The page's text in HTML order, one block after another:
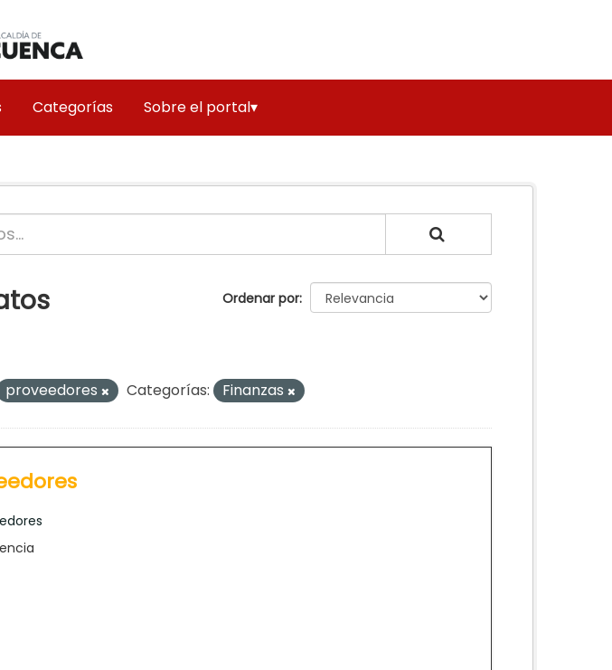
Categorías Sobre el portal▾
Ordenar por
proveedores Categorías: Finanzas